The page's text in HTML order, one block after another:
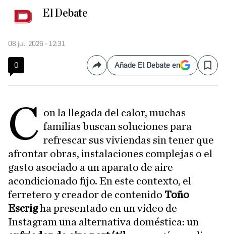
El Debate
08 jul. 2026 - 12:31
0 CompartirAñade El Debate en Save
C on la llegada del calor, muchas
familias buscan soluciones para
refrescar sus viviendas sin tener que
afrontar obras, instalaciones complejas o el
gasto asociado a un aparato de aire
acondicionado fijo. En este contexto, el
ferretero y creador de contenido Toño
Escrigha presentado en un vídeo de
Instagram una alternativa doméstica: un